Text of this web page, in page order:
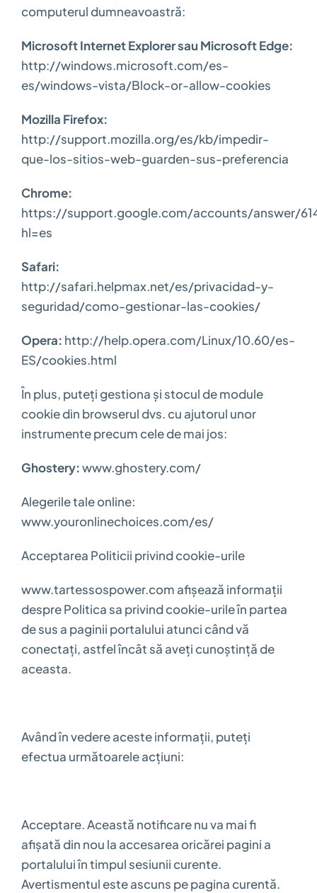
computerul dumneavoastră:
Microsoft Internet Explorer sau Microsoft Edge:
http://windows.microsoft.com/es-
es/windows-vista/Block-or-allow-cookies
Mozilla Firefox:
http://support.mozilla.org/es/kb/impedir-
que-los-sitios-web-guarden-sus-preferencia
Chrome:
https://support.google.com/accounts/answer/
hl=es
Safari:
http://safari.helpmax.net/es/privacidad-y-
seguridad/como-gestionar-las-cookies/
Opera: http://help.opera.com/Linux/10.60/es-
ES/cookies.html
În plus, puteți gestiona și stocul de module
cookie din browserul dvs. cu ajutorul unor
instrumente precum cele de mai jos:
Ghostery:www.ghostery.com/
Alegerile tale online:
www.youronlinechoices.com/es/
Acceptarea Politicii privind cookie-urile
www.tartessospower.com afișează informații
despre Politica sa privind cookie-urile în partea
de sus a paginii portalului atunci când vă
conectați, astfel încât să aveți cunoștință de
aceasta.
Având în vedere aceste informații, puteți
efectua următoarele acțiuni:
Acceptare. Această notificare nu va mai fi
afișată din nou la accesarea oricărei pagini a
portalului în timpul sesiunii curente.
Avertismentul este ascuns pe pagina curentă.